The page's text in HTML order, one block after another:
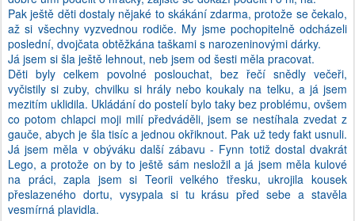
Pak ještě děti dostaly nějaké to skákání zdarma, protože se čekalo,
až si všechny vyzvednou rodiče. My jsme pochopitelně odcházeli
poslední, dvojčata obtěžkána taškami s narozeninovými dárky.
Já jsem si šla ještě lehnout, neb jsem od šesti měla pracovat.
Děti byly celkem povolné poslouchat, bez řečí snědly večeři,
vyčistily si zuby, chvilku si hrály nebo koukaly na telku, a já jsem
mezitím uklidila. Ukládání do postelí bylo taky bez problému, ovšem
co potom chlapci moji milí předváděli, jsem se nestíhala zvedat z
gauče, abych je šla tisíc a jednou okřiknout. Pak už tedy fakt usnuli.
Já jsem měla v obýváku další zábavu - Fynn totiž dostal dvakrát
Lego, a protože on by to ještě sám nesložil a já jsem měla kulové
na práci, zapla jsem si Teorii velkého třesku, ukrojila kousek
přeslazeného dortu, vysypala si tu krásu před sebe a stavěla
vesmírná plavidla.